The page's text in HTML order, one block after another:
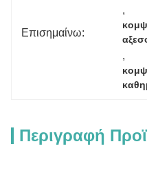
Επισημαίνω:
,
,
Περιγραφή